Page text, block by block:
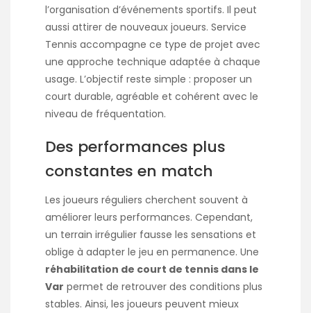
l’organisation d’événements sportifs. Il peut
aussi attirer de nouveaux joueurs. Service
Tennis accompagne ce type de projet avec
une approche technique adaptée à chaque
usage. L’objectif reste simple : proposer un
court durable, agréable et cohérent avec le
niveau de fréquentation.
Des performances plus
constantes en match
Les joueurs réguliers cherchent souvent à
améliorer leurs performances. Cependant,
un terrain irrégulier fausse les sensations et
oblige à adapter le jeu en permanence. Une
réhabilitation de court de tennis dans le
Var permet de retrouver des conditions plus
stables. Ainsi, les joueurs peuvent mieux